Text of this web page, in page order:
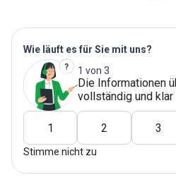
Wie läuft es für Sie mit uns?
1 von 3
Die Informationen
vollständig und klar
1 2 3
Stimme nicht zu